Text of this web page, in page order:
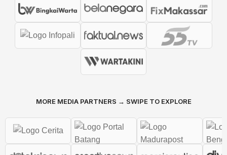
MORE MEDIA PARTNERS → SWIPE TO EXPLORE